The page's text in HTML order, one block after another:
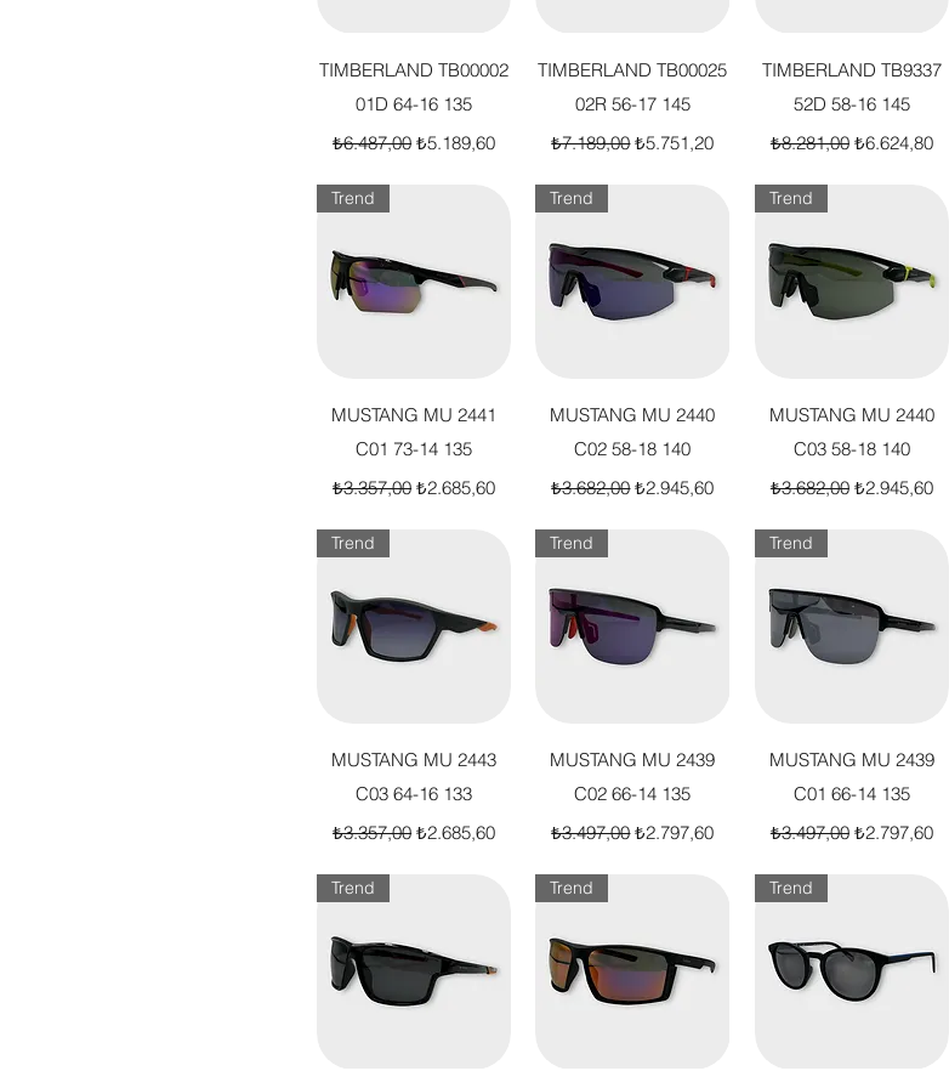
Hızlı Bakış
TIMBERLAND TB00002
01D 64-16 135
Normal Fiyat
₺6.487,00 İndirimli Fiyat
₺5.189,60
Hızlı Bakış
TIMBERLAND TB00025
02R 56-17 145
Normal Fiyat
₺7.189,00İndirimli Fiyat
₺5.751,20
Hızlı Bakış
TIMBERLAND TB9337
52D 58-16 145
Normal Fiyat
₺8.281,00 İndirimli Fiyat
₺6.624,80
Hızlı Bakış
Trend
MUSTANG MU 2441
C01 73-14 135
Normal Fiyat
₺3.357,00 İndirimli Fiyat
₺2.685,60
Hızlı Bakış
Trend
MUSTANG MU 2440
C02 58-18 140
Normal Fiyat
₺3.682,00İndirimli Fiyat
₺2.945,60
Hızlı Bakış
Trend
MUSTANG MU 2440
C03 58-18 140
Normal Fiyat
₺3.682,00 İndirimli Fiyat
₺2.945,60
Hızlı Bakış
Trend
MUSTANG MU 2443
C03 64-16 133
Normal Fiyat
₺3.357,00 İndirimli Fiyat
₺2.685,60
Hızlı Bakış
Trend
MUSTANG MU 2439
C02 66-14 135
Normal Fiyat
₺3.497,00İndirimli Fiyat
₺2.797,60
Hızlı Bakış
Trend
MUSTANG MU 2439
C01 66-14 135
Normal Fiyat
₺3.497,00 İndirimli Fiyat
₺2.797,60
Trend Trend Trend